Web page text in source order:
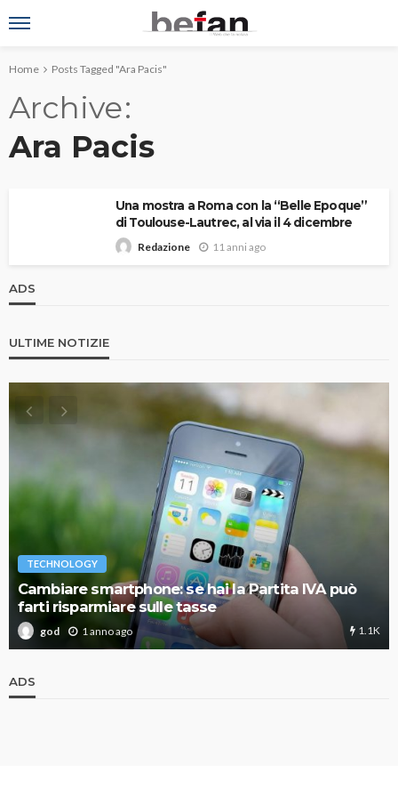
Home Posts Tagged "Ara Pacis"
Archive
Ara Pacis
Una mostra a Roma con la “Belle Epoque”
di Toulouse-Lautrec, al via il 4 dicembre
Redazione 11 anni ago
ADS
ULTIME NOTIZIE
TECHNOLOGY
Cambiare smartphone: se hai la Partita IVA può
farti risparmiare sulle tasse
god 1 anno ago 1.1K
ADS